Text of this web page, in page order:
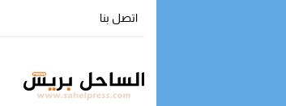
اتصل بنا